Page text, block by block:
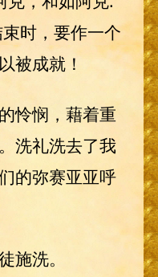
时，要作一个
被成就！
怜悯，藉着重
洗礼洗去了我
的弥赛亚亚呼
施洗。